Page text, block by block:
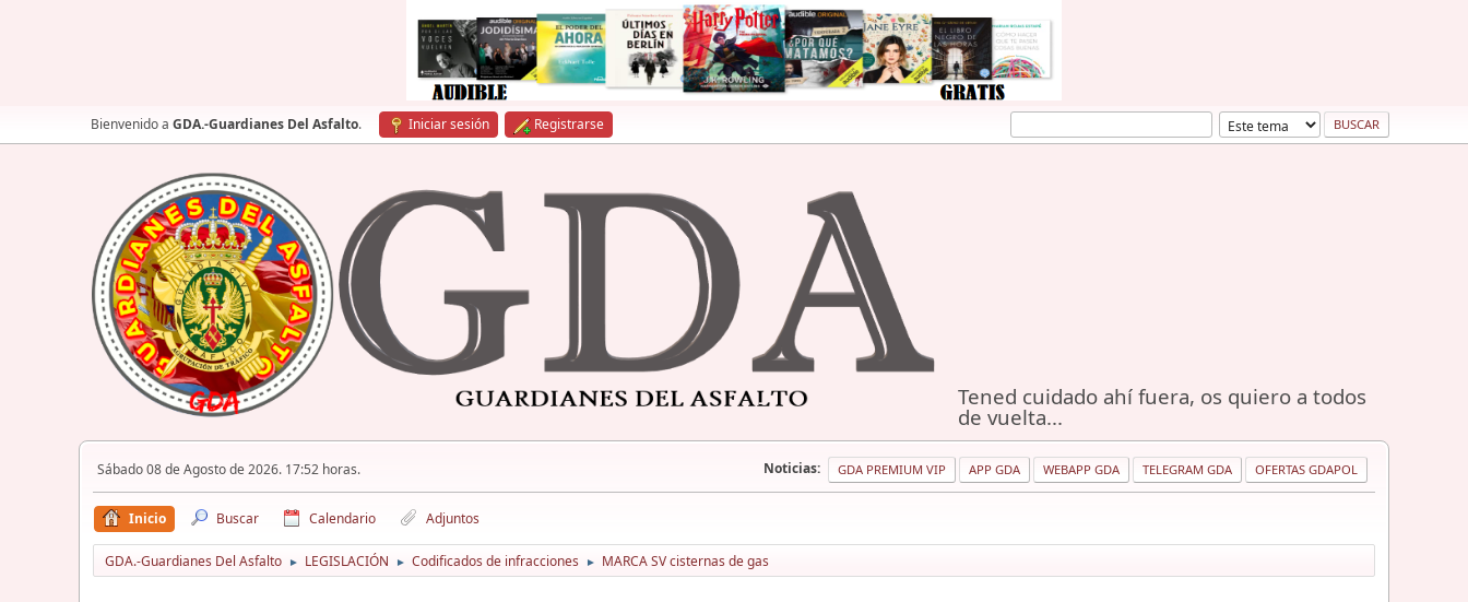
Bienvenido a GDA.-Guardianes Del Asfalto. Iniciar sesión Registrarse
Tened cuidado ahí fuera, os quiero a todos
de vuelta...
Sábado 08 de Agosto de 2026. 17:52 horas. Noticias: GDA PREMIUM VIP APP GDA WEBAPP GDA TELEGRAM GDA OFERTAS GDAPOL
Inicio Buscar Calendario Adjuntos
GDA.-Guardianes Del Asfalto ► LEGISLACIÓN ► Codificados de infracciones ► MARCA SV cisternas de gas